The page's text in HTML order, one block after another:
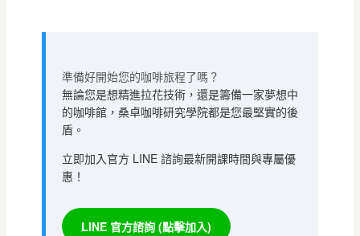
準備好開始您的咖啡旅程了嗎？
無論您是想精進拉花技術，還是籌備一家夢想中
的咖啡館，桑卓咖啡研究學院都是您最堅實的後
盾。
立即加入官方 LINE 諮詢最新開課時間與專屬優
惠！
LINE 官方諮詢 (點擊加入)